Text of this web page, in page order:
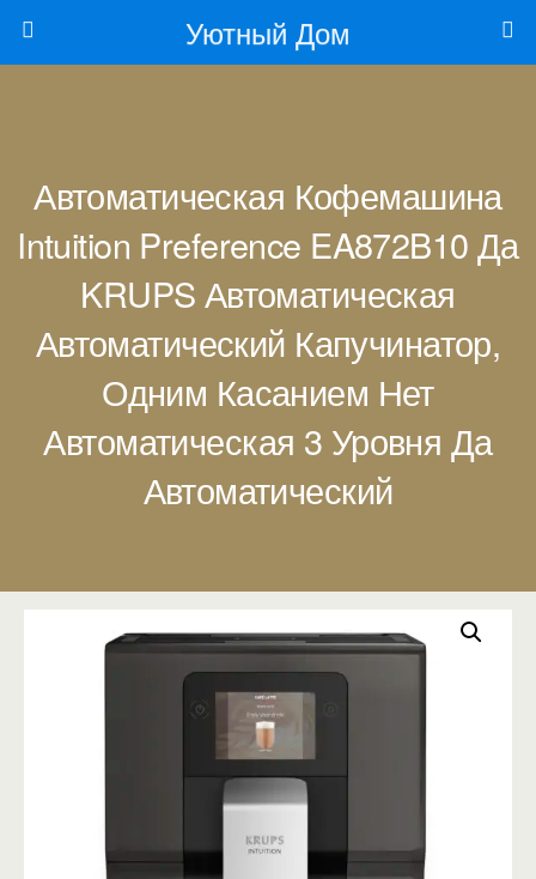
Уютный Дом
Автоматическая Кофемашина
Intuition Preference EA872B10 Да
KRUPS Автоматическая
Автоматический Капучинатор,
Одним Касанием Нет
Автоматическая 3 Уровня Да
Автоматический